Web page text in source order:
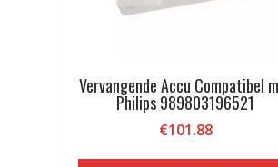
Vervangende Accu Compatibel
Philips 989803196521
€101.88